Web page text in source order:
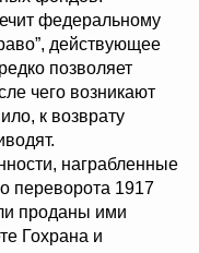
федеральному
действующее
позволяет
чего возникают
к возврату
награбленные
переворота 1917
проданы ими
Гохрана и